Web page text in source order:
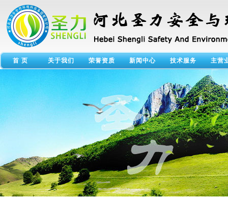
首 页 关于我们 荣誉资质 新闻中心 技术服务 主营